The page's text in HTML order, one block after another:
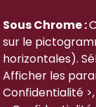
Sous Chrome :
sur le
horizontales).
Afficher les
Confidentialité